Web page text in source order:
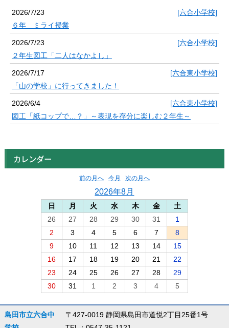
2026/7/23
[六合小学校]
６年 ミライ授業
2026/7/23
[六合小学校]
２年生図工「二人はなかよし」
2026/7/17
[六合東小学校]
「山の学校」に行ってきました！
2026/6/4
[六合東小学校]
図工「紙コップで…？」～表現を存分に楽しむ２年生～
カレンダー
前の月へ 今月 次の月へ
2026年8月
日 月 火 水 木 金
土
26
27 28 29 30 31
1
2
3 4 5 6 7
8
9
10 11 12 13 14
15
16
17 18 19 20 21
22
23
24 25 26 27 28
29
30
31 1 2 3 4 5
島田市立六合中
〒427-0019 静岡県島田市道悦2丁目25番1号